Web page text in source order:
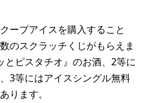
ープアイスを購入すること
のスクラッチくじがもらえま
とピスタチオ』のお酒、2等に
3等にはアイスシングル無料
ります。